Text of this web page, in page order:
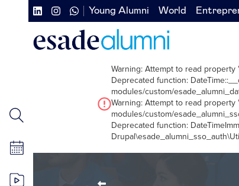
Navegación
secundaria
redes
Navegación
secundaria
izquierda
Young Alumni World
Mensaje
de
error
Warning: Attempt to read
Deprecated function:
modules/custom/
Warning: Attempt to read property
modules/custom/
Deprecated function: